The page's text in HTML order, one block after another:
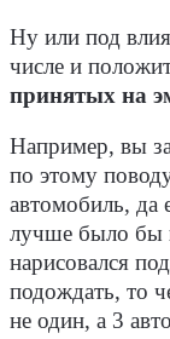
Ну или под
числе и
принятых на
Например, вы
по этому
автомобиль, да
лучше было бы
нарисовался
подождать, то
не один, а 3